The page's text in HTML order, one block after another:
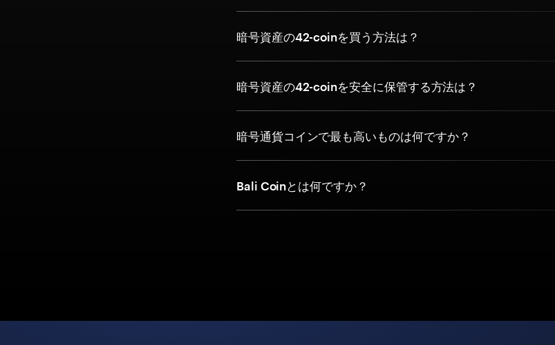
暗号資産の42-coinを買う方法は？
暗号資産の42-coinを安全に保管する方法は？
暗号通貨コインで最も高いものは何ですか？
Bali Coinとは何ですか？